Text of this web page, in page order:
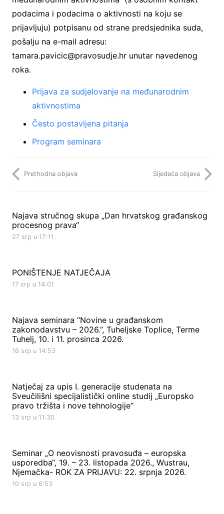
podacima i podacima o aktivnosti na koju se
prijavljuju) potpisanu od strane predsjednika suda,
pošalju na e-mail adresu:
tamara.pavicic@pravosudje.hr unutar navedenog
roka.
Prijava za sudjelovanje na međunarodnim
aktivnostima
Često postavljena pitanja
Program seminara
Prethodna objava Sljedeća objava
Najava stručnog skupa „Dan hrvatskog građanskog
procesnog prava“
27 srp u 17:11
PONIŠTENJE NATJEČAJA
17 srp u 14:01
Najava seminara “Novine u građanskom
zakonodavstvu – 2026.”, Tuheljske Toplice, Terme
Tuhelj, 10. i 11. prosinca 2026.
16 srp u 14:53
Natječaj za upis I. generacije studenata na
Sveučilišni specijalistički online studij „Europsko
pravo tržišta i nove tehnologije“
13 srp u 11:30
Seminar „O neovisnosti pravosuđa – europska
usporedba“, 19. – 23. listopada 2026., Wustrau,
Njemačka- ROK ZA PRIJAVU: 22. srpnja 2026.
10 srp u 8:53